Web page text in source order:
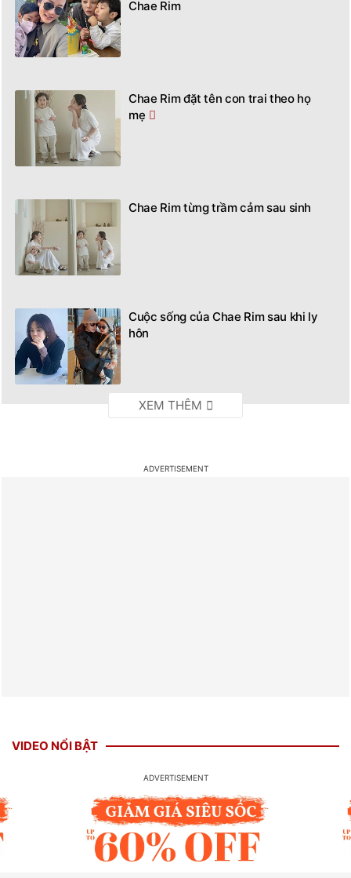
Chae Rim
Chae Rim đặt tên con trai theo họ
mẹ
Chae Rim từng trầm cảm sau sinh
Cuộc sống của Chae Rim sau khi ly
hôn
VIDEO NỔI BẬT